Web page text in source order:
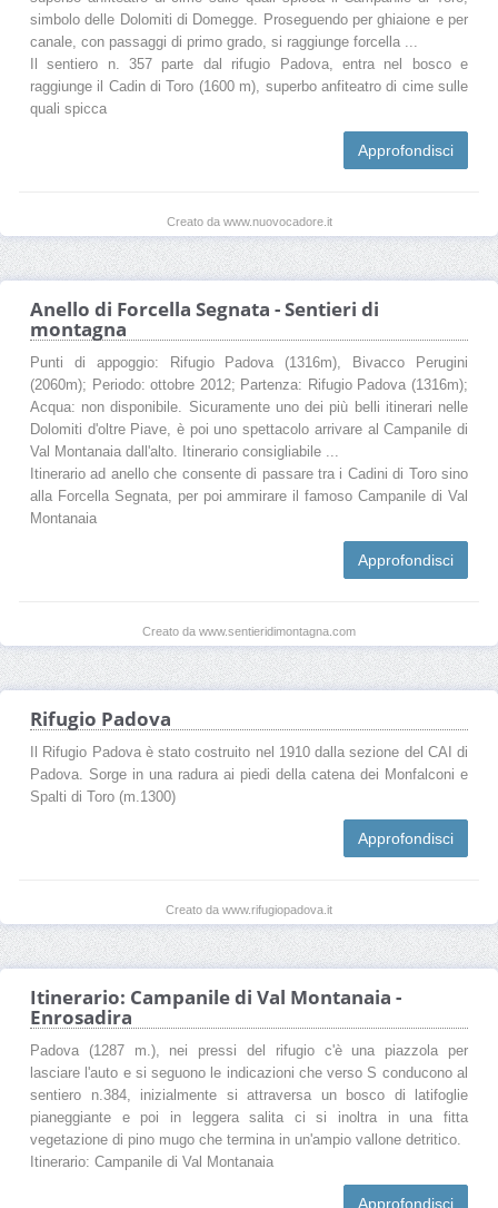
simbolo delle Dolomiti di Domegge. Proseguendo per ghiaione e per
canale, con passaggi di primo grado, si raggiunge forcella ...
Il sentiero n. 357 parte dal rifugio Padova, entra nel bosco e
raggiunge il Cadin di Toro (1600 m), superbo anfiteatro di cime sulle
quali spicca
Approfondisci
Creato da www.nuovocadore.it
Anello di Forcella Segnata - Sentieri di
montagna
Punti di appoggio: Rifugio Padova (1316m), Bivacco Perugini
(2060m); Periodo: ottobre 2012; Partenza: Rifugio Padova (1316m);
Acqua: non disponibile. Sicuramente uno dei più belli itinerari nelle
Dolomiti d'oltre Piave, è poi uno spettacolo arrivare al Campanile di
Val Montanaia dall'alto. Itinerario consigliabile ...
Itinerario ad anello che consente di passare tra i Cadini di Toro sino
alla Forcella Segnata, per poi ammirare il famoso Campanile di Val
Montanaia
Approfondisci
Creato da www.sentieridimontagna.com
Rifugio Padova
Il Rifugio Padova è stato costruito nel 1910 dalla sezione del CAI di
Padova. Sorge in una radura ai piedi della catena dei Monfalconi e
Spalti di Toro (m.1300)
Approfondisci
Creato da www.rifugiopadova.it
Itinerario: Campanile di Val Montanaia -
Enrosadira
Padova (1287 m.), nei pressi del rifugio c'è una piazzola per
lasciare l'auto e si seguono le indicazioni che verso S conducono al
sentiero n.384, inizialmente si attraversa un bosco di latifoglie
pianeggiante e poi in leggera salita ci si inoltra in una fitta
vegetazione di pino mugo che termina in un'ampio vallone detritico.
Itinerario: Campanile di Val Montanaia
Approfondisci